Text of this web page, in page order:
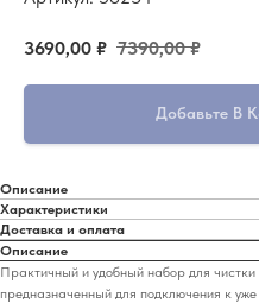
3690,00 ₽ 7390,00 ₽
Добавьте В
Описание
Характеристики
Доставка и оплата
Описание
Практичный и удобный набор для
предназначенный для подключения к